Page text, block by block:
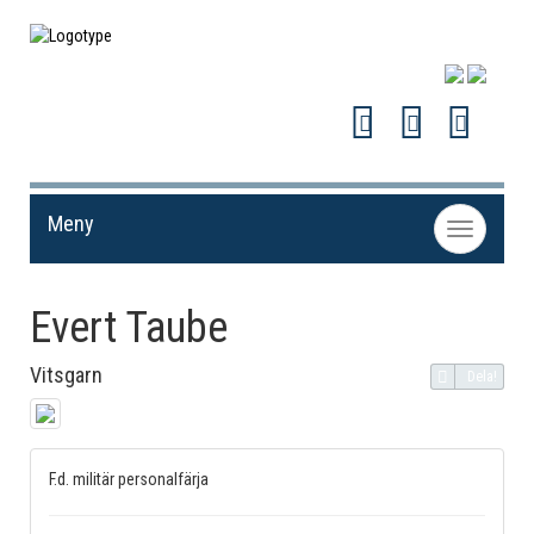
Toggle
navigation
Meny
Evert Taube
Vitsgarn Dela!
F.d. militär personalfärja